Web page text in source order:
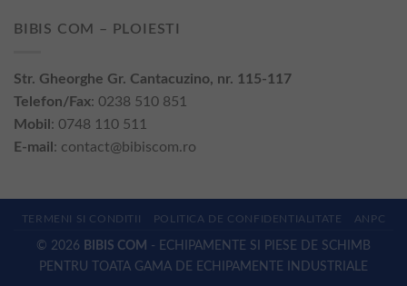
BIBIS COM – PLOIESTI
Str. Gheorghe Gr. Cantacuzino, nr. 115-117
Telefon/Fax: 0238 510 851
Mobil : 0748 110 511
E-mail : contact@bibiscom.ro
TERMENI SI CONDITII POLITICA DE CONFIDENTIALITATE ANPC
© 2026 BIBIS COM - ECHIPAMENTE SI PIESE DE SCHIMB
PENTRU TOATA GAMA DE ECHIPAMENTE INDUSTRIALE